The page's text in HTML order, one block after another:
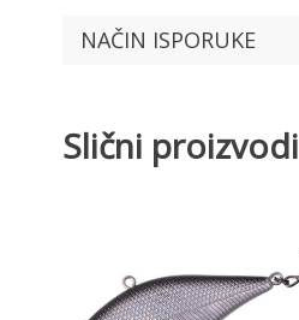
NAČIN ISPORUKE
Slični proizvodi